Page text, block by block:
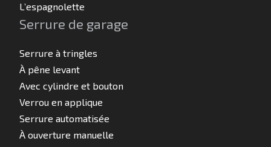
L’espagnolette
Serrure de garage
Serrure à tringles
À pêne levant
Avec cylindre et bouton
Verrou en applique
Serrure automatisée
À ouverture manuelle